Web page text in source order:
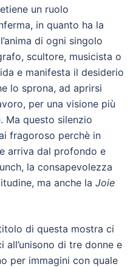
un ruolo
in quanto ha la
di ogni singolo
scultore, musicista o
e manifesta il desiderio
lo sprona, ad aprirsi
per una visione più
Ma questo silenzio
fragoroso perchè in
arriva dal profondo e
la consapevolezza
ma anche la Joie
di questa mostra ci
di tre donne e
per immagini con quale